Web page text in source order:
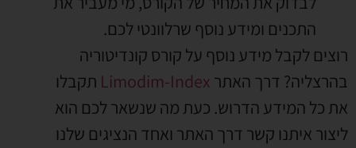
התכנים ומידע נוסף שרלוונטי לכם.
רוצים לקבל מידע נוסף על קורס קונדיטוריה
בהרצליה? דרך האתר Limodim-Index תקבלו
את כל המידע הדרוש. כעת מה שנשאר לכם הוא
ליצור איתנו קשר דרך האתר ואחד הנציגים שלנו